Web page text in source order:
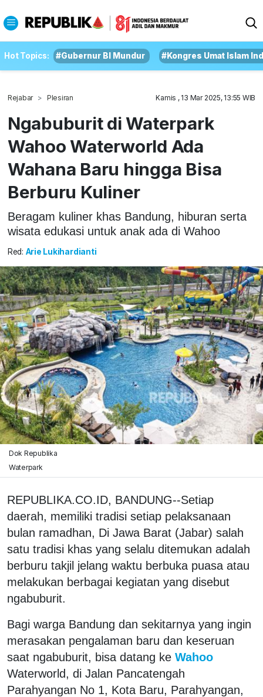
Hot Topics: #Gubernur BI Mundur #Kongres Umat Islam
Rejabar Plesiran Kamis , 13 Mar 2025, 13:55 WIB
Ngabuburit di Waterpark
Wahoo Waterworld Ada
Wahana Baru hingga Bisa
Berburu Kuliner
Beragam kuliner khas Bandung, hiburan serta
wisata edukasi untuk anak ada di Wahoo
Red: Arie Lukihardianti
Dok Republika
Waterpark
REPUBLIKA.CO.ID, BANDUNG--Setiap
daerah, memiliki tradisi setiap pelaksanaan
bulan ramadhan, Di Jawa Barat (Jabar) salah
satu tradisi khas yang selalu ditemukan adalah
berburu takjil jelang waktu berbuka puasa atau
melakukan berbagai kegiatan yang disebut
ngabuburit.
Bagi warga Bandung dan sekitarnya yang ingin
merasakan pengalaman baru dan keseruan
saat ngabuburit, bisa datang ke Wahoo
Waterworld, di Jalan Pancatengah
Parahyangan No 1, Kota Baru, Parahyangan,